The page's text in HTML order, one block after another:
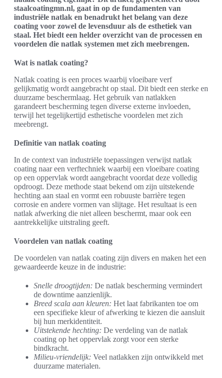
staalcoatingmn.nl, gaat in op de fundamenten van
industriële natlak en benadrukt het belang van deze
coating voor zowel de levensduur als de esthetiek van
staal. Het biedt een helder overzicht van de processen en
voordelen die natlak systemen met zich meebrengen.
Wat is natlak coating?
Natlak coating is een proces waarbij vloeibare verf
gelijkmatig wordt aangebracht op staal. Dit biedt een sterke en
duurzame beschermlaag. Het gebruik van natlakken
garandeert bescherming tegen diverse externe invloeden,
terwijl het tegelijkertijd esthetische voordelen met zich
meebrengt.
Definitie van natlak coating
In de context van industriële toepassingen verwijst natlak
coating naar een verftechniek waarbij een vloeibare coating
op een oppervlak wordt aangebracht voordat deze volledig
opdroogt. Deze methode staat bekend om zijn uitstekende
hechting aan staal en vormt een robuuste barrière tegen
corrosie en andere vormen van slijtage. Het resultaat is een
natlak afwerking die niet alleen beschermt, maar ook een
aantrekkelijke uitstraling geeft.
Voordelen van natlak coating
De voordelen van natlak coating zijn divers en maken het een
gewaardeerde keuze in de industrie:
Snelle droogtijden: De natlak bescherming vermindert
de downtime aanzienlijk.
Breed scala aan kleuren: Het laat fabrikanten toe om
een specifieke kleur of afwerking te kiezen die aansluit
bij hun merkidentiteit.
Uitstekende hechting: De verdeling van de natlak
coating op het oppervlak zorgt voor een sterke
bindkracht.
Milieu-vriendelijk: Veel natlakken zijn ontwikkeld met
duurzame materialen.